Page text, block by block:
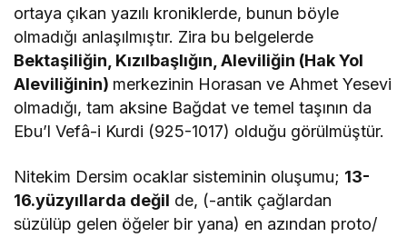
ortaya çıkan yazılı kroniklerde, bunun böyle
olmadığı anlaşılmıştır. Zira bu belgelerde
Bektaşiliğin, Kızılbaşlığın, Aleviliğin (Hak Yol
Aleviliğinin) merkezinin Horasan ve Ahmet Yesevi
olmadığı, tam aksine Bağdat ve temel taşının da
Ebu’l Vefâ-i Kurdi (925-1017) olduğu görülmüştür.
Nitekim Dersim ocaklar sisteminin oluşumu; 13-
16.yüzyıllarda değil de, (-antik çağlardan
süzülüp gelen öğeler bir yana) en azından proto/